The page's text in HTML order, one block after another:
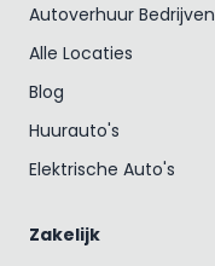
Autoverhuur Bedrijven
Alle Locaties
Blog
Huurauto's
Elektrische Auto's
Zakelijk